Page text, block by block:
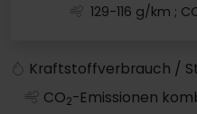
129-116 g/km;
Kraftstoffverbrauch /
CO2-Emissionen